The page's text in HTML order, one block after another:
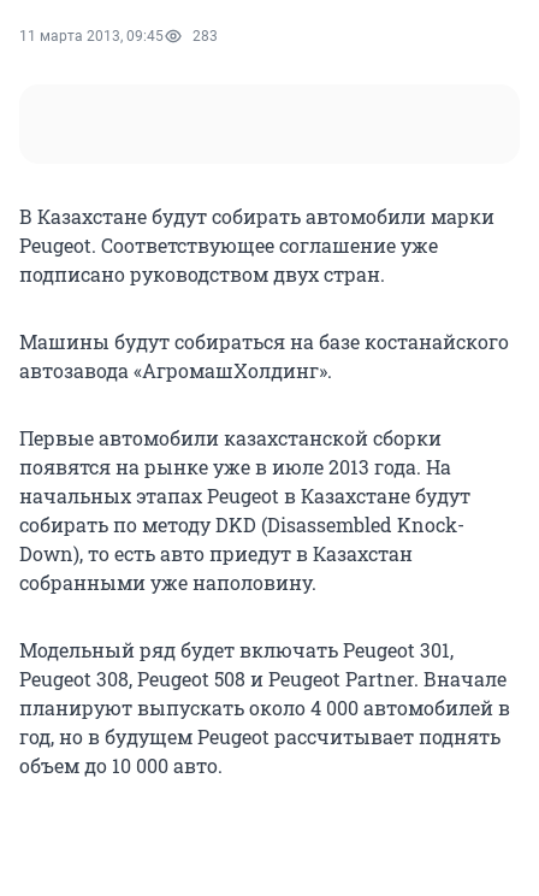
11 марта 2013, 09:45 283
В Казахстане будут собирать автомобили марки
Peugeot. Соответствующее соглашение уже
подписано руководством двух стран.
Машины будут собираться на базе костанайского
автозавода «АгромашХолдинг».
Первые автомобили казахстанской сборки
появятся на рынке уже в июле 2013 года. На
начальных этапах Peugeot в Казахстане будут
собирать по методу DKD (Disassembled Knock-
Down), то есть авто приедут в Казахстан
собранными уже наполовину.
Модельный ряд будет включать Peugeot 301,
Peugeot 308, Peugeot 508 и Peugeot Partner. Вначале
планируют выпускать около 4 000 автомобилей в
год, но в будущем Peugeot рассчитывает поднять
объем до 10 000 авто.